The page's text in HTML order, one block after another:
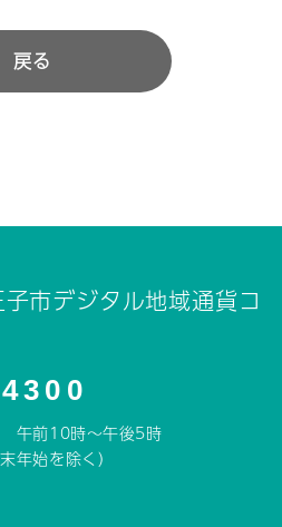
戻る
市デジタル地域通貨コ
午前10時～午後5時
年始を除く）